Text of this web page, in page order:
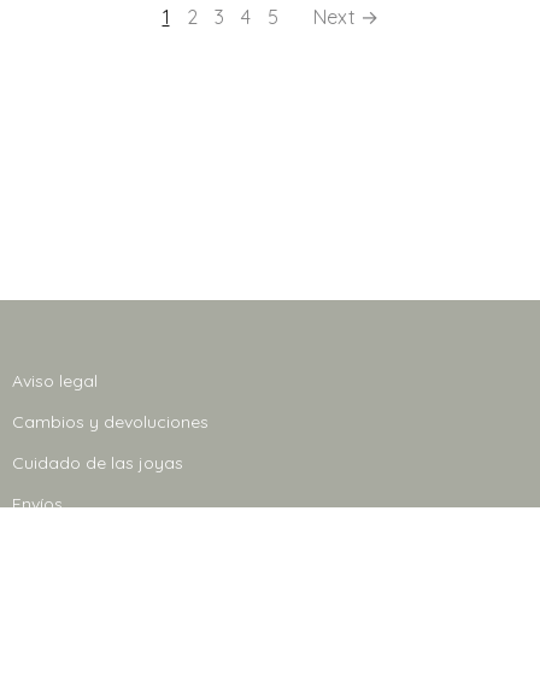
1 2 3 4 5 Next →
Aviso legal
Cambios y devoluciones
Cuidado de las joyas
Envíos